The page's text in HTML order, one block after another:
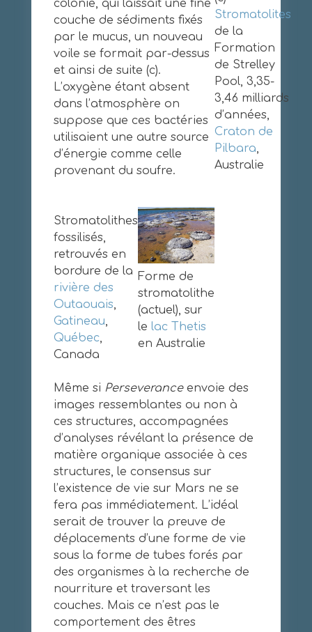
colonie, qui laissait une fine
couche de sédiments fixés
par le mucus, un nouveau
voile se formait par-dessus
et ainsi de suite (c).
L’oxygène étant absent
dans l’atmosphère on
suppose que ces bactéries
utilisaient une autre source
d’énergie comme celle
provenant du soufre.
Stromatolithes
fossilisés,
retrouvés en
bordure de la
rivière des
Outaouais,
Gatineau,
Québec,
Canada
Forme de
stromatolithe
(actuel), sur
le lac Thetis
en Australie
Stromatolites
de la
Formation
de Strelley
Pool, 3,35-
3,46 milliards
d’années,
Craton de
Pilbara,
Australie
Même si Perseveranceenvoie des
images ressemblantes ou non à
ces structures, accompagnées
d’analyses révélant la présence de
matière organique associée à ces
structures, le consensus sur
l’existence de vie sur Mars ne se
fera pas immédiatement. L’idéal
serait de trouver la preuve de
déplacements d’une forme de vie
sous la forme de tubes forés par
des organismes à la recherche de
nourriture et traversant les
couches. Mais ce n’est pas le
comportement des êtres